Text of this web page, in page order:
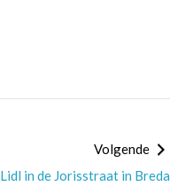
Volgende
in de Jorisstraat in Breda